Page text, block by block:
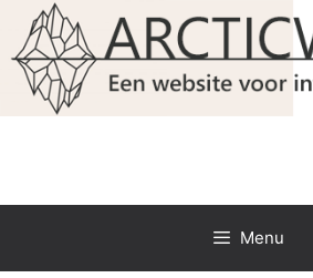
Spring
naar
de
inhoud
Menu